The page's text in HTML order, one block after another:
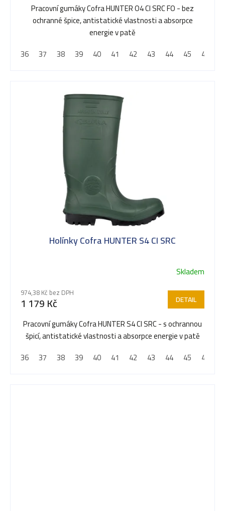
Pracovní gumáky Cofra HUNTER O4 CI SRC FO - bez
ochranné špice, antistatické vlastnosti a absorpce
energie v patě
36
37 38 39 40 41 42 43 44 45 46
Holínky Cofra HUNTER S4 CI SRC
Skladem
974,38 Kč bez DPH
1 179 Kč DETAIL
Pracovní gumáky Cofra HUNTER S4 CI SRC - s ochrannou
špicí, antistatické vlastnosti a absorpce energie v patě
36
37 38 39 40 41 42 43 44 45 46